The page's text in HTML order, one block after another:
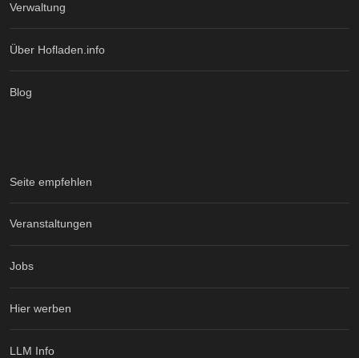
Verwaltung
Über Hofladen.info
Blog
Seite empfehlen
Veranstaltungen
Jobs
Hier werben
LLM Info